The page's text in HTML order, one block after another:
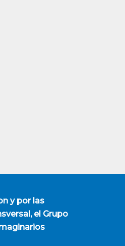
y por las
el Grupo